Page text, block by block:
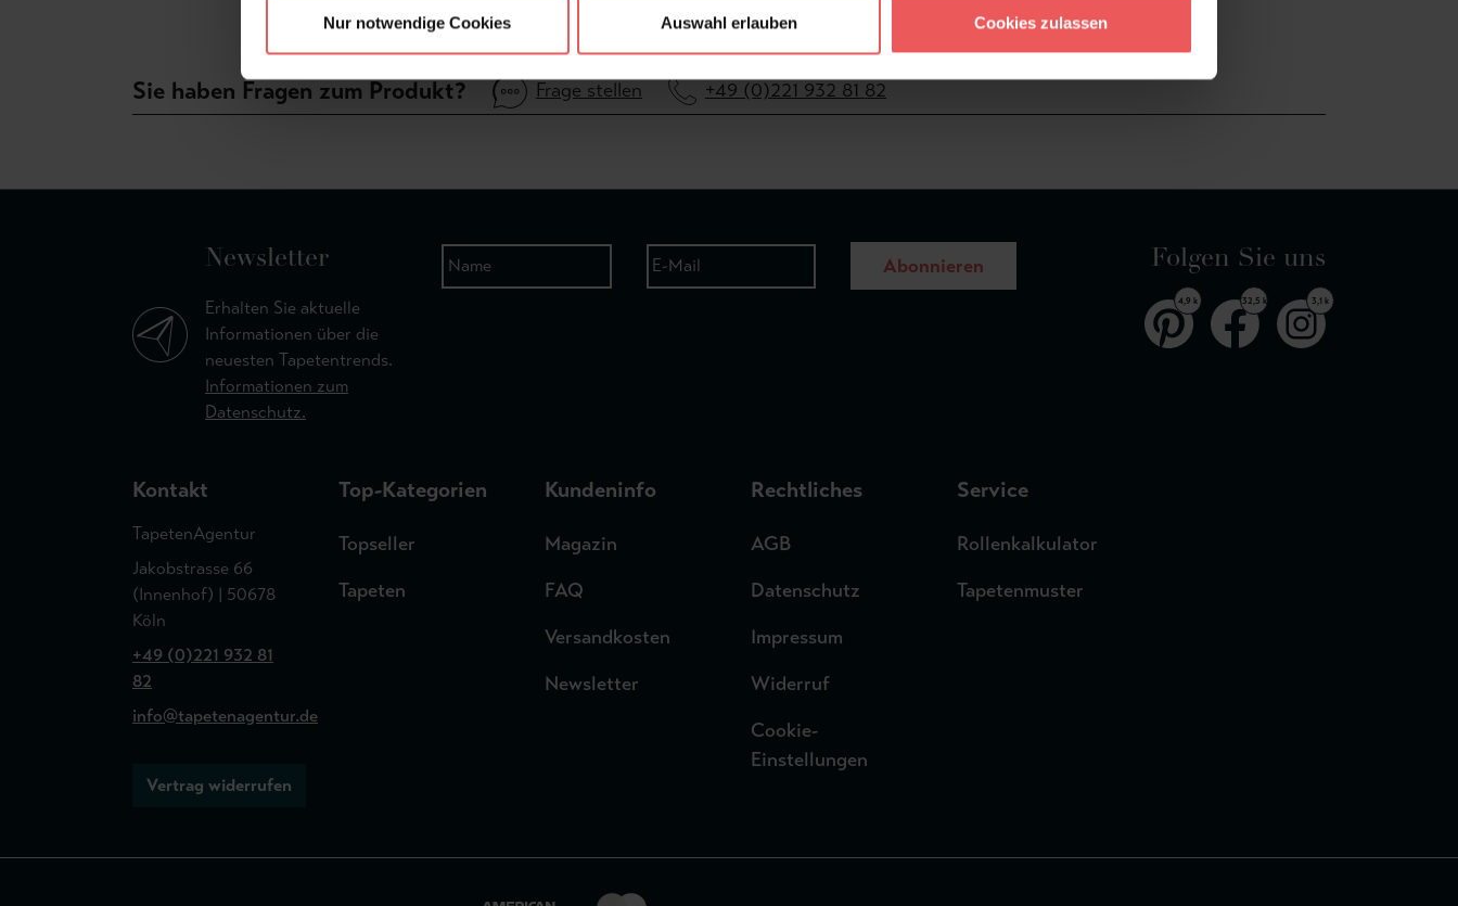
Nur notwendige Cookies Auswahl erlauben Cookies zulassen
Sie haben Fragen zum Produkt? Frage stellen +49 (0)221 932 81 82
Newsletter
Erhalten Sie aktuelle
Informationen über die
neuesten Tapetentrends.
Informationen zum
Datenschutz.
Abonnieren Folgen Sie uns
4,9 k 32,5 k 3,1 k
Kontakt
TapetenAgentur
Jakobstrasse 66
(Innenhof) | 50678
Köln
+49 (0)221 932 81
82
info@tapetenagentur.de
Vertrag widerrufen
Top-Kategorien
Topseller
Tapeten
Kundeninfo
Magazin
FAQ
Versandkosten
Newsletter
Rechtliches
AGB
Datenschutz
Impressum
Widerruf
Cookie-
Einstellungen
Service
Rollenkalkulator
Tapetenmuster